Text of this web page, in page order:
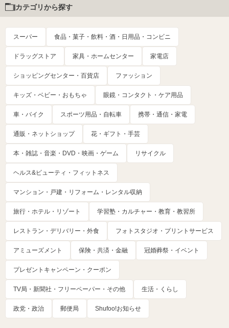
カテゴリから探す
スーパー 食品・菓子・飲料・酒・日用品・コンビニ
ドラッグストア 家具・ホームセンター 家電店
ショッピングセンター・百貨店 ファッション
キッズ・ベビー・おもちゃ 眼鏡・コンタクト・ケア用品
車・バイク スポーツ用品・自転車 携帯・通信・家電
通販・ネットショップ 花・ギフト・手芸
本・雑誌・音楽・DVD・映画・ゲーム リサイクル
ヘルス&ビューティ・フィットネス
マンション・戸建・リフォーム・レンタル収納
旅行・ホテル・リゾート 学習塾・カルチャー・教育・教習所
レストラン・デリバリー・外食 フォトスタジオ・プリントサービス
アミューズメント 保険・共済・金融 冠婚葬祭・イベント
プレゼントキャンペーン・クーポン
TV局・新聞社・フリーペーパー・その他 生活・くらし
政党・政治 郵便局 Shufoo!お知らせ